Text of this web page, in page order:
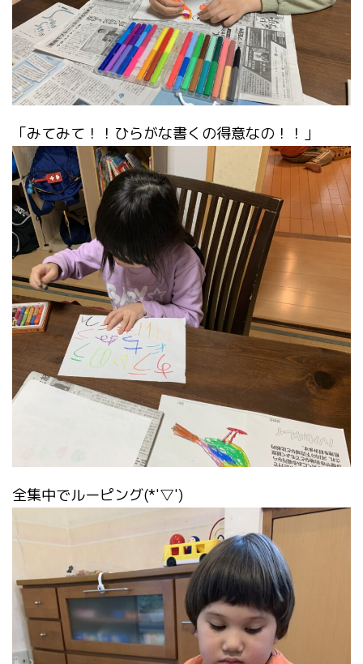
「みてみて！！ひらがな書くの得意なの！！」
全集中でルーピング(*'▽')